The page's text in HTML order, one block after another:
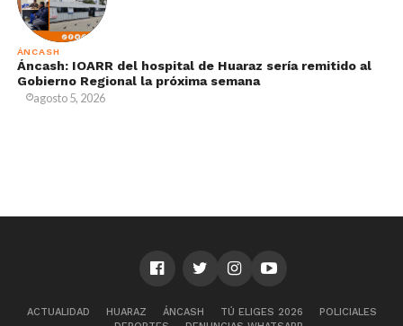
ÁNCASH
Áncash: IOARR del hospital de Huaraz sería remitido al
Gobierno Regional la próxima semana
agosto 5, 2026
ACTUALIDAD HUARAZ ÁNCASH TÚ ELIGES 2026
POLICIALES